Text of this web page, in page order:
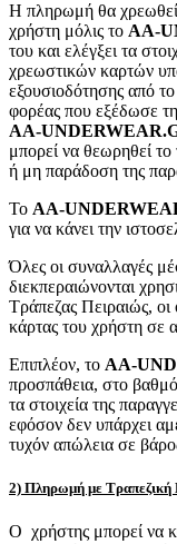
Η πληρωμή θα χρεωθεί
χρήστη μόλις το AA-
του και ελέγξει τα
χρεωστικών καρτών
εξουσιοδότησης από
φορέας που εξέδωσε
AA-
μπορεί να θεωρηθεί
ή μη παράδοση της
Το AA-
για να κάνει την
Όλες οι συναλλαγές
διεκπεραιώνονται
Τράπεζας Πειραιώς, οι
κάρτας του χρήστη σε
Επιπλέον, το AA-
προσπάθεια, στο βαθμό
τα στοιχεία της
εφόσον δεν υπάρχει
τυχόν απώλεια σε
2) Πληρωμή με Τραπεζική
Ο χρήστης μπορεί να